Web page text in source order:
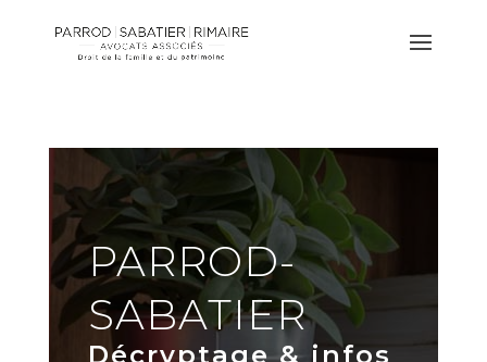
PARROD-
SABATIER
Décryptage & infos